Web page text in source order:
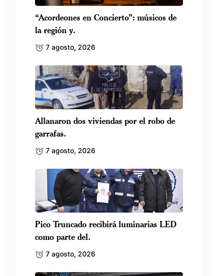
“Acordeones en Concierto”: músicos de
la región y.
7 agosto, 2026
Allanaron dos viviendas por el robo de
garrafas.
7 agosto, 2026
Pico Truncado recibirá luminarias LED
como parte del.
7 agosto, 2026